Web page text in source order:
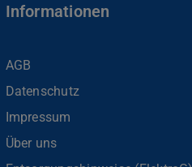
Informationen
AGB
Datenschutz
Impressum
Über uns